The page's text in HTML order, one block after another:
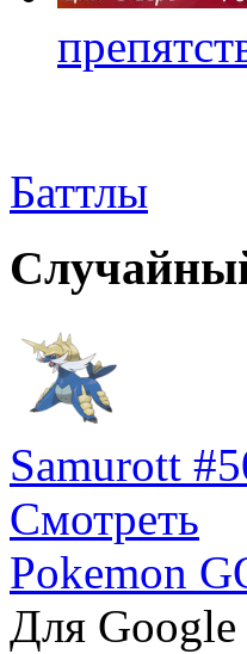
Баттлы
Samurott
Смотреть
Pokemon
Для Google